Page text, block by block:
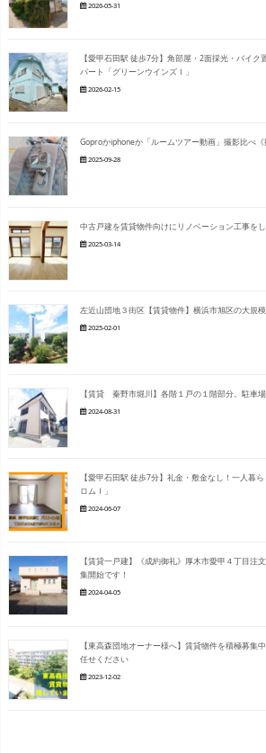
2026-05-31
【愛甲石田駅 徒歩7分】角部屋・2面採光・バイ
パート「グリーンウインズⅠ」
2026-02-15
Goproかiphoneか「ルームツアー動画」撮影比べ《
2025-09-28
中古戸建を賃貸物件向けにリノベーション工事を
2025-03-14
左近山団地３街区【賃貸物件】横浜市旭区の大規模
2025-02-01
【賃貸 秦野市堀川】各階１戸の１階部分。駐車
2024-08-31
【愛甲石田駅 徒歩7分】礼金・敷金なし！一人暮
ロムⅠ」
2024-06-07
【賃貸一戸建】《成約御礼》厚木市愛甲４丁目注
集開始です！
2024-04-05
【東高森団地オーナー様へ】賃貸物件を積極募集
任せください
2023-12-02